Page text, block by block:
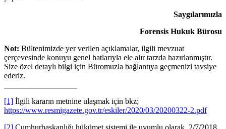
Saygılarımızla
Forensis Hukuk Bürosu
Not: Bültenimizde yer verilen açıklamalar, ilgili mevzuat
çerçevesinde konuyu genel hatlarıyla ele alır tarzda hazırlanmıştır.
Size özel detaylı bilgi için Büromuzla bağlantıya geçmenizi tavsiye
ederiz.
[1] İlgili kararın metnine ulaşmak için bkz;
https://www.resmigazete.gov.tr/eskiler/2020/03/20200322-2.pdf
[2] Cumhurbaşkanlığı hükümet sistemi ile uyumlu olarak, 2/7/2018